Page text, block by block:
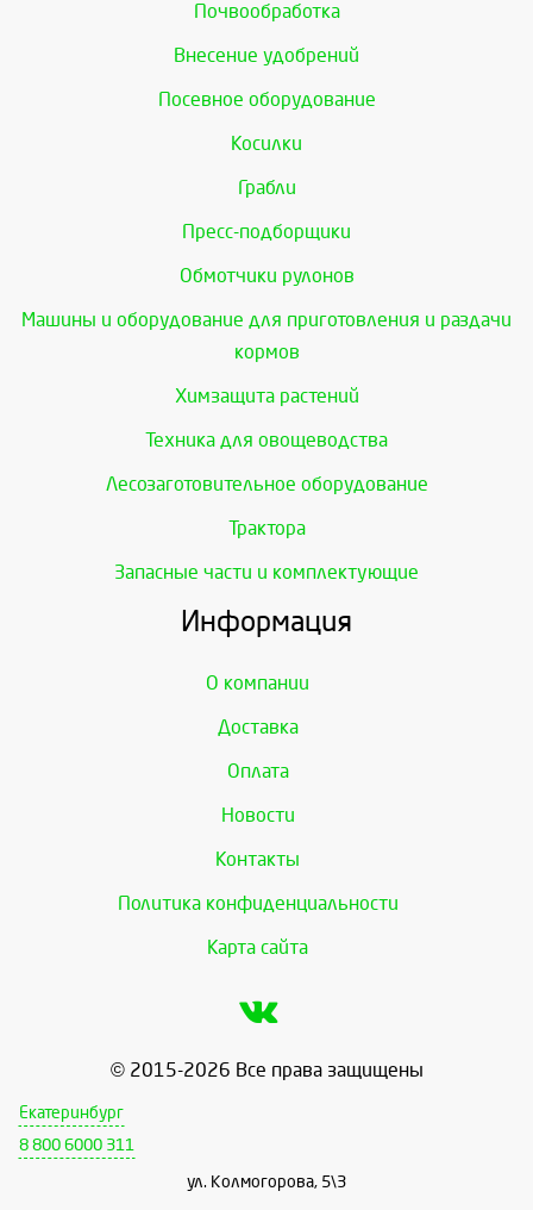
Почвообработка
Внесение удобрений
Посевное оборудование
Косилки
Грабли
Пресс-подборщики
Обмотчики рулонов
Машины и оборудование для приготовления и раздачи
кормов
Химзащита растений
Техника для овощеводства
Лесозаготовительное оборудование
Трактора
Запасные части и комплектующие
Информация
О компании
Доставка
Оплата
Новости
Контакты
Политика конфиденциальности
Карта сайта
© 2015-2026 Все права защищены
Екатеринбург
8 800 6000 311
ул. Колмогорова, 5\3